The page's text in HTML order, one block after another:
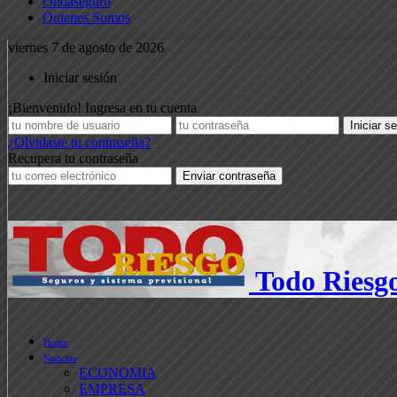
Quienes Somos
viernes 7 de agosto de 2026
Iniciar sesión
¡Bienvenido! Ingresa en tu cuenta
¿Olvidaste tu contraseña?
Recupera tu contraseña
Todo
Home
Noticias
ECONOMIA
EMPRESA